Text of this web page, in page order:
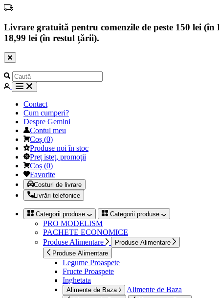
Livrare gratuită pentru comenzile de peste 150 lei
18,99 lei (în restul țării).
Contact
Cum cumperi?
Despre Gemini
Contul meu
Coș (0)
Produse noi în stoc
Preț isteț, promoții
Coș (0)
Favorite
Costuri de livrare
Livrări telefonice
Categorii produse Categorii produse
PRO MODELISM
PACHETE ECONOMICE
Produse Alimentare
Produse Alimentare
Produse Alimentare
Legume Proaspete
Fructe Proaspete
Inghetata
Alimente de Baza Alimente de Baza